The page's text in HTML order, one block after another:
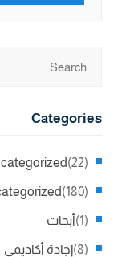
Categories
(22)
(180)
أبحاث (1)
إجادة أكاديمي (8)